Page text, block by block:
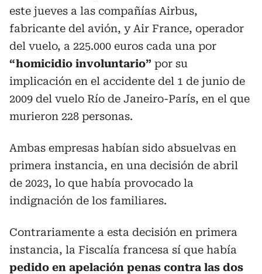
este jueves a las compañías Airbus,
fabricante del avión, y Air France, operador
del vuelo, a 225.000 euros cada una por
“homicidio involuntario” por su
implicación en el accidente del 1 de junio de
2009 del vuelo Río de Janeiro-París, en el que
murieron 228 personas.
Ambas empresas habían sido absuelvas en
primera instancia, en una decisión de abril
de 2023, lo que había provocado la
indignación de los familiares.
Contrariamente a esta decisión en primera
instancia, la Fiscalía francesa sí que había
pedido en apelación penas contra las dos